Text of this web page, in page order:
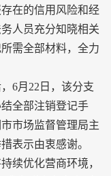
在的信用风险和经
人员充分知晓相关
需全部材料，全力
6月22日，该分支
全部注销登记手
市场监督管理局主
表示由衷感谢。
优化营商环境，